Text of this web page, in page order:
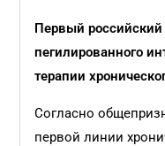
Первый
пегилированного
терапии
Согласно
первой линии